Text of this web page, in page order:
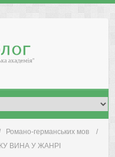
Романо-германських мов
ВИНА У ЖАНРІ